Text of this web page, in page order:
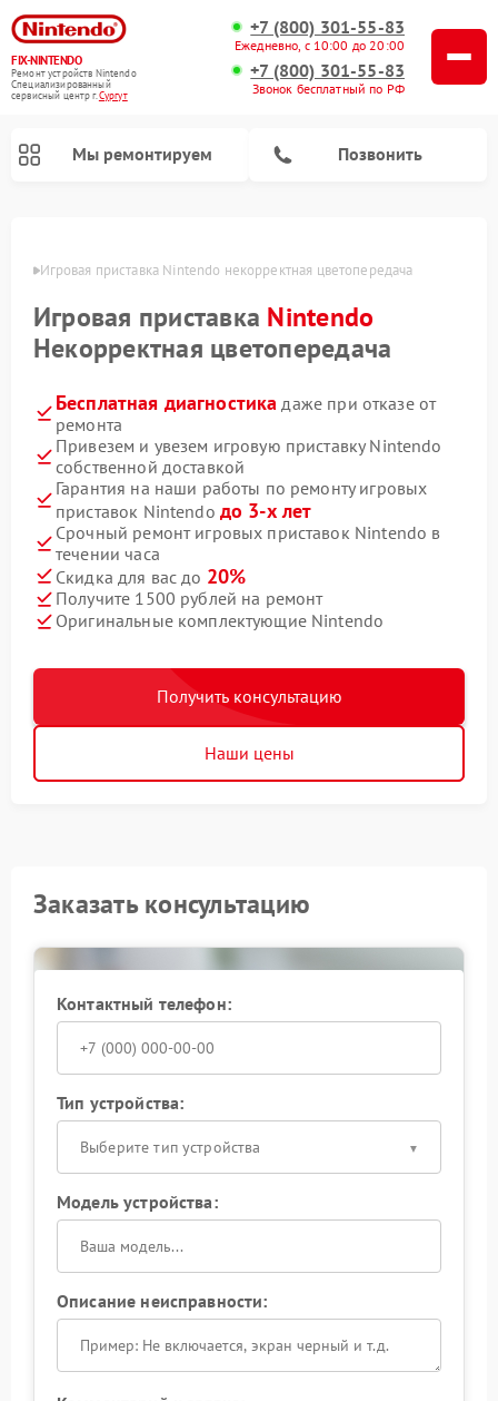
FIX-NINTENDO
Ремонт устройств Nintendo
Специализированный
cервисный центр г.Сургут
+7 (800) 301-55-83
Ежедневно, с 10:00 до 20:00
+7 (800) 301-55-83
Звонок бесплатный по РФ
Мы ремонтируем Позвонить
Игровая приставка Nintendo некорректная цветопередача
Игровая приставка Nintendo
Некорректная цветопередача
Бесплатная диагностика даже при отказе от
ремонта
Привезем и увезем игровую приставку Nintendo
собственной доставкой
Гарантия на наши работы по ремонту игровых
приставок Nintendo до 3-х лет
Срочный ремонт игровых приставок Nintendo в
течении часа
Скидка для вас до 20%
Получите 1500 рублей на ремонт
Оригинальные комплектующие Nintendo
Получить консультацию
Наши цены
Заказать консультацию
Контактный телефон:
Тип устройства:
Выберите тип устройства
Модель устройства:
Описание неисправности: